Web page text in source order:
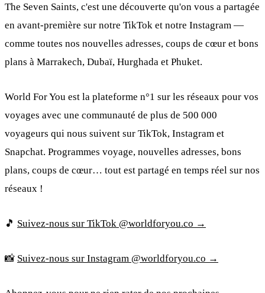
The Seven Saints, c'est une découverte qu'on vous a partagée
en avant-première sur notre TikTok et notre Instagram —
comme toutes nos nouvelles adresses, coups de cœur et bons
plans à Marrakech, Dubaï, Hurghada et Phuket.
World For You est la plateforme n°1 sur les réseaux pour vos
voyages avec une communauté de plus de 500 000
voyageurs qui nous suivent sur TikTok, Instagram et
Snapchat. Programmes voyage, nouvelles adresses, bons
plans, coups de cœur… tout est partagé en temps réel sur nos
réseaux !
🎵 Suivez-nous sur TikTok @worldforyou.co →
📸 Suivez-nous sur Instagram @worldforyou.co →